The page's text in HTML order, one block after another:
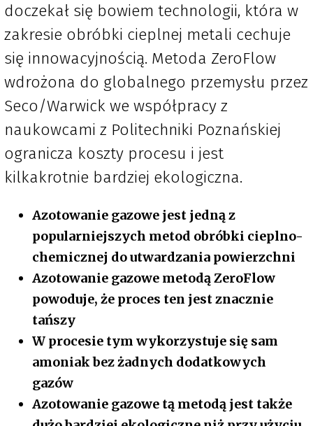
doczekał się bowiem technologii, która w
zakresie obróbki cieplnej metali cechuje
się innowacyjnością. Metoda ZeroFlow
wdrożona do globalnego przemysłu przez
Seco/Warwick we współpracy z
naukowcami z Politechniki Poznańskiej
ogranicza koszty procesu i jest
kilkakrotnie bardziej ekologiczna.
Azotowanie gazowe jest jedną z
popularniejszych metod obróbki cieplno-
chemicznej do utwardzania powierzchni
Azotowanie gazowe metodą ZeroFlow
powoduje, że proces ten jest znacznie
tańszy
W procesie tym wykorzystuje się sam
amoniak bez żadnych dodatkowych
gazów
Azotowanie gazowe tą metodą jest także